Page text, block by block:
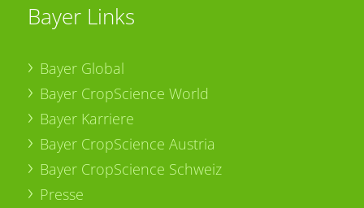
Bayer Links
Bayer Global
Bayer CropScience World
Bayer Karriere
Bayer CropScience Austria
Bayer CropScience Schweiz
Presse